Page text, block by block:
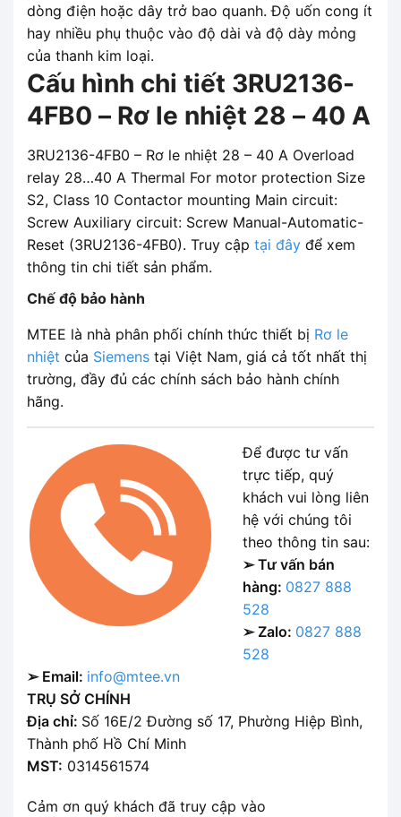
dòng điện hoặc dây trở bao quanh. Độ uốn cong ít
hay nhiều phụ thuộc vào độ dài và độ dày mỏng
của thanh kim loại.
Cấu hình chi tiết 3RU2136-
4FB0 – Rơ le nhiệt 28 – 40 A
3RU2136-4FB0 – Rơ le nhiệt 28 – 40 A Overload
relay 28…40 A Thermal For motor protection Size
S2, Class 10 Contactor mounting Main circuit:
Screw Auxiliary circuit: Screw Manual-Automatic-
Reset (3RU2136-4FB0). Truy cập tại đây để xem
thông tin chi tiết sản phẩm.
Chế độ bảo hành
MTEE là nhà phân phối chính thức thiết bị Rơ le
nhiệt của Siemens tại Việt Nam, giá cả tốt nhất thị
trường, đầy đủ các chính sách bảo hành chính
hãng.
Để được tư vấn
trực tiếp, quý
khách vui lòng liên
hệ với chúng tôi
theo thông tin sau:
➢ Tư vấn bán
hàng: 0827 888
528
➢ Zalo: 0827 888
528
➢ Email: info@mtee.vn
TRỤ SỞ CHÍNH
Địa chỉ: Số 16E/2 Đường số 17, Phường Hiệp Bình,
Thành phố Hồ Chí Minh
MST: 0314561574
Cảm ơn quý khách đã truy cập vào